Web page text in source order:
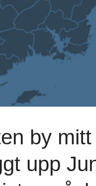
by
upp